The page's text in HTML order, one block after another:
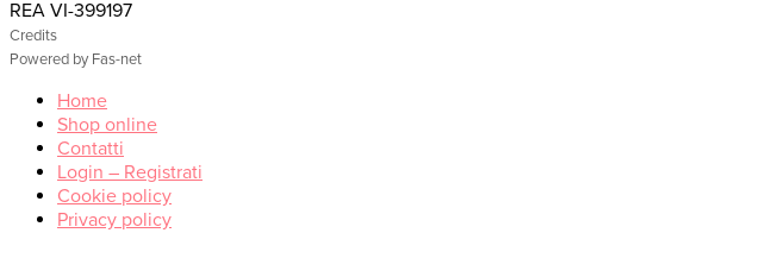
REA VI-399197
Credits
Powered by Fas-net
Home
Shop online
Contatti
Login – Registrati
Cookie policy
Privacy policy